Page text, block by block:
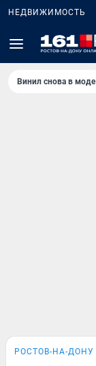
НЕДВИЖИМОСТЬ
Винил снова в моде
РОСТОВ-НА-ДОНУ